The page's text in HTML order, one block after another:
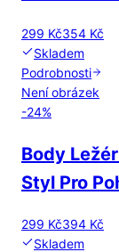
299 Kč354 Kč
Skladem
Podrobnosti
Není obrázek
-24%
Body
Styl Pro
299 Kč394 Kč
Skladem